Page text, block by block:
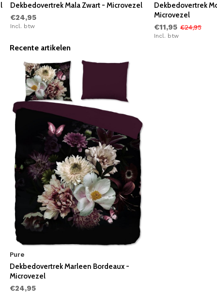
Dekbedovertrek Mala Zwart - Microvezel
€24,95
Incl. btw
Dekbedovertrek
Microvezel
€11,95 €24,95
Incl. btw
Recente artikelen
Pure
Dekbedovertrek Marleen Bordeaux -
Microvezel
€24,95